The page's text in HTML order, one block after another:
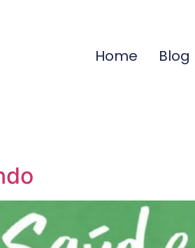
Home Blog